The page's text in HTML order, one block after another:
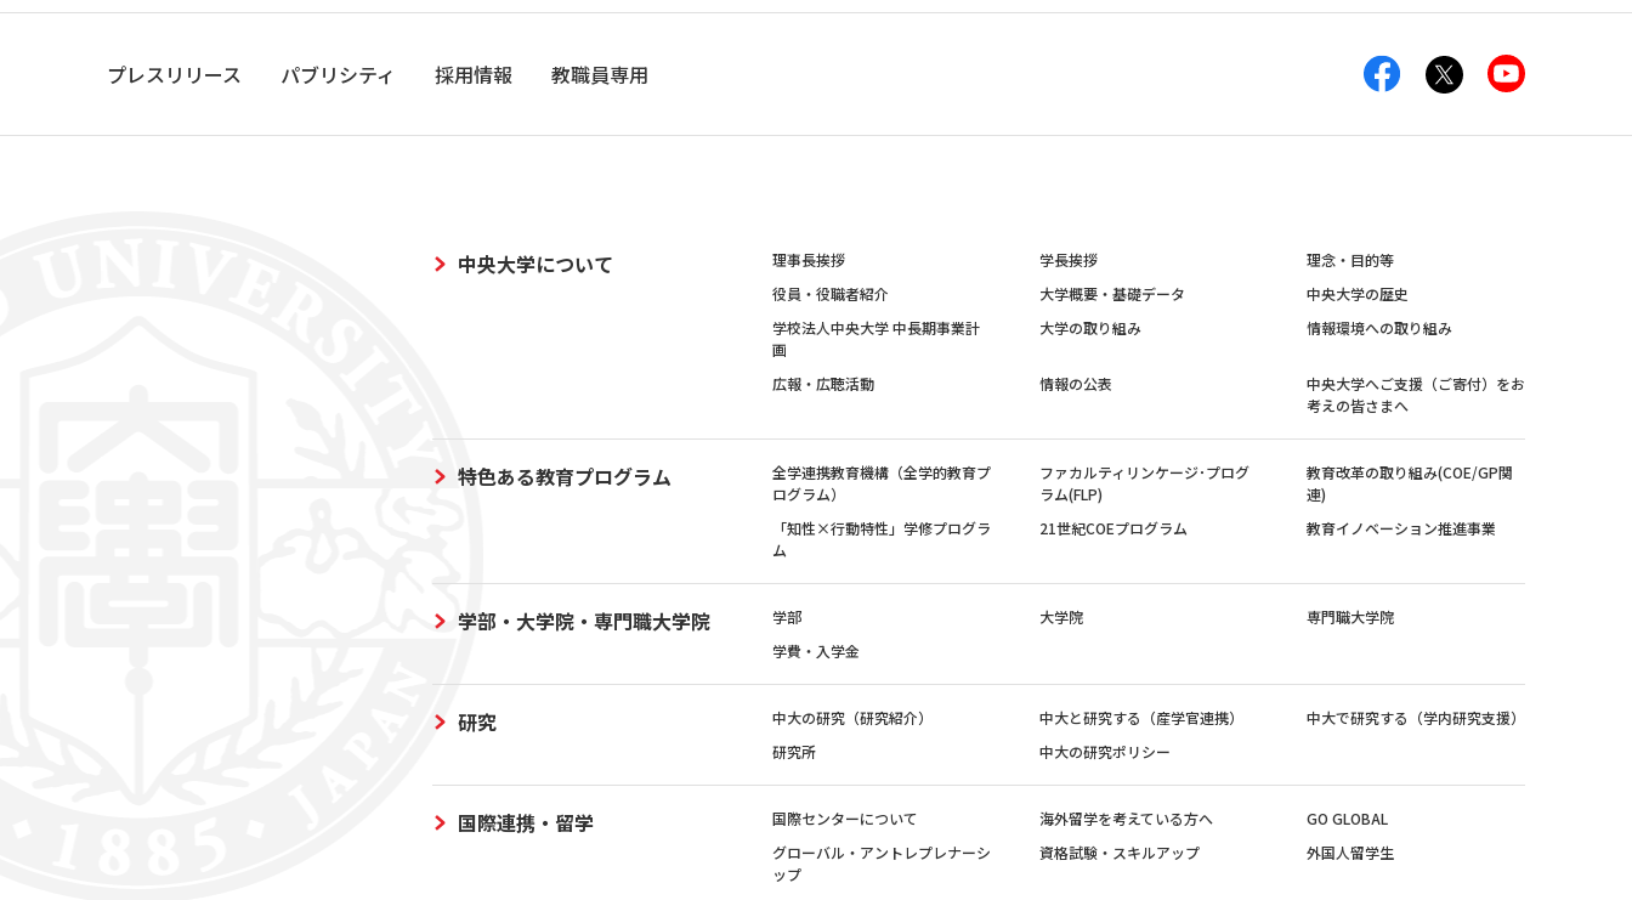
プレスリリース パブリシティ 採用情報 教職員専用
中央大学について 理事長挨拶 学長挨拶
理念・目的等
役員・役職者紹介
大学概要・基礎データ
中央大学の歴史
学校法人中央大学 中長期事業計
画
大学の取り組み 情報環境への取り組み
広報・広聴活動 情報の公表
中央大学へご支援（ご寄付）をお
考えの皆さまへ
特色ある教育プログラム
全学連携教育機構（全学的教育プ
ログラム）
ファカルティリンケージ･プログ
ラム(FLP)
教育改革の取り組み(COE/GP関
連)
「知性×行動特性」学修プログラ
ム
21世紀COEプログラム 教育イノベーション推進事業
学部・大学院・専門職大学院 学部 大学院
専門職大学院
学費・入学金
研究 中大の研究（研究紹介） 中大と研究する（産学官連携）
中大で研究する（学内研究支援）
研究所
中大の研究ポリシー
国際連携・留学 国際センターについて 海外留学を考えている方へ
GO GLOBAL
グローバル・アントレプレナーシ
ップ
資格試験・スキルアップ 外国人留学生